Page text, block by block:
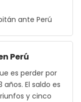
ante Perú
Perú
es perder por
El saldo es
y cinco